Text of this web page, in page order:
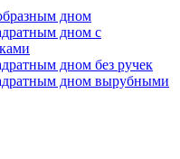
дном
дном с
дном без ручек
дном вырубными